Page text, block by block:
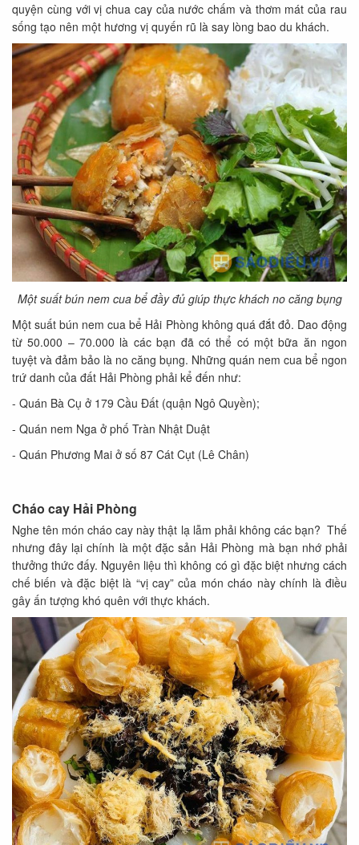
quyện cùng với vị chua cay của nước chấm và thơm mát của rau
sống tạo nên một hương vị quyến rũ là say lòng bao du khách.
Một suất bún nem cua bể đầy đủ giúp thực khách no căng bụng
Một suất bún nem cua bể Hải Phòng không quá đắt đỏ. Dao động
từ 50.000 – 70.000 là các bạn đã có thể có một bữa ăn ngon
tuyệt và đảm bảo là no căng bụng. Những quán nem cua bể ngon
trứ danh của đất Hải Phòng phải kể đến như:
- Quán Bà Cụ ở 179 Cầu Đất (quận Ngô Quyền);
- Quán nem Nga ở phố Tràn Nhật Duật
- Quán Phương Mai ở số 87 Cát Cụt (Lê Chân)
Cháo cay Hải Phòng
Nghe tên món cháo cay này thật lạ lẫm phải không các bạn? Thế
nhưng đây lại chính là một đặc sản Hải Phòng mà bạn nhớ phải
thưởng thức đấy. Nguyên liệu thì không có gì đặc biệt nhưng cách
chế biến và đặc biệt là “vị cay” của món cháo này chính là điều
gây ấn tượng khó quên với thực khách.